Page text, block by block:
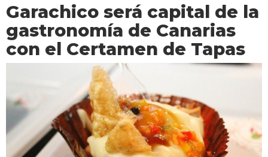
Garachico será capital de la
gastronomía de Canarias
con el Certamen de Tapas